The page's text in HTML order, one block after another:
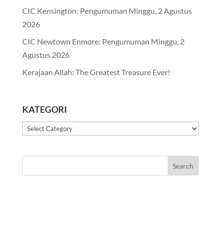
CIC Kensington: Pengumuman Minggu, 2 Agustus
2026
CIC Newtown Enmore: Pengumuman Minggu, 2
Agustus 2026
Kerajaan Allah: The Greatest Treasure Ever!
KATEGORI
Kategori